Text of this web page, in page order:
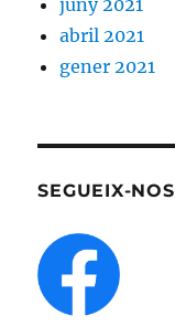
juny 2021
abril 2021
gener 2021
SEGUEIX-